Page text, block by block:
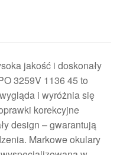
jakość i doskonały
3259V 1136 45 to
i wyróżnia się
korekcyjne
design – gwarantują
Markowe okulary